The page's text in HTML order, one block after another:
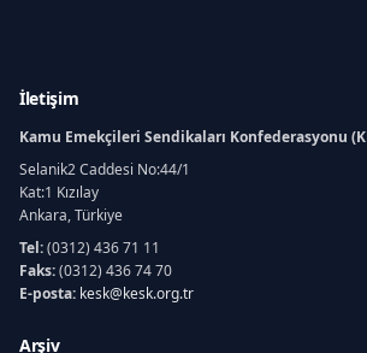
İletişim
Kamu Emekçileri Sendikaları Konfederasyonu
Selanik2 Caddesi No:44/1
Kat:1 Kızılay
Ankara, Türkiye
Tel:(0312) 436 71 11
Faks:(0312) 436 74 70
E-posta: kesk@kesk.org.tr
Arşiv